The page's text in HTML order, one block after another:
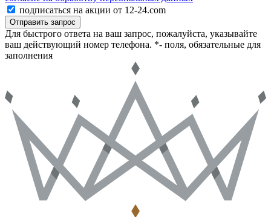
подписаться на акции от 12-24.com
Отправить запрос
Для быстрого ответа на ваш запрос, пожалуйста, указывайте
ваш действующий номер телефона. *- поля, обязательные для
заполнения